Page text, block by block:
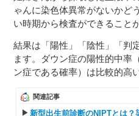
ゃんに染色体異常がないか
い時期から検査ができること
結果は「陽性」「陰性」「判
ます。ダウン症の陽性的中率
ン症である確率）は比較的高
関連記事
新型出生前診断のNIPTとは